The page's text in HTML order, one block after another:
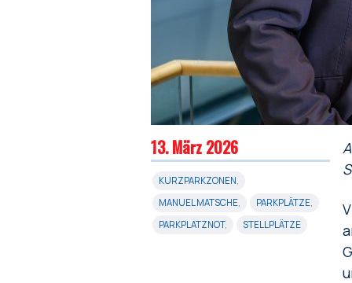
13. März 2026
KURZPARKZONEN,
MANUEL MATSCHE, PARKPLÄTZE,
PARKPLATZNOT, STELLPLÄTZE